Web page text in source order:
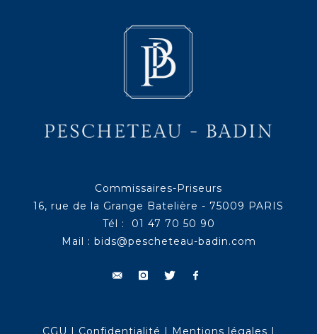
Commissaires-Priseurs
16, rue de la Grange Batelière - 75009 PARIS
Tél : 01 47 70 50 90
Mail : bids@pescheteau-badin.com
CGU | Confidentialité | Mentions légales |